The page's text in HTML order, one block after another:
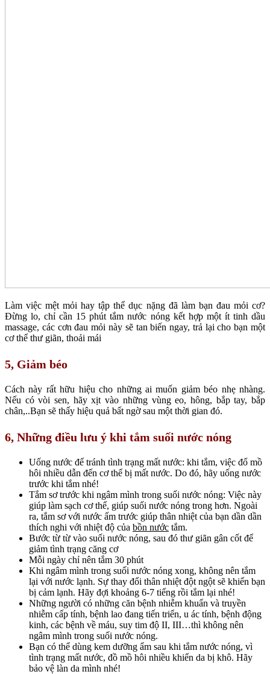
Làm việc mệt mỏi hay tập thể dục nặng đã làm bạn đau mỏi cơ?
Đừng lo, chỉ cần 15 phút tắm nước nóng kết hợp một ít tinh dầu
massage, các cơn đau mỏi này sẽ tan biến ngay, trả lại cho bạn một
cơ thể thư giãn, thoải mái
5, Giảm béo
Cách này rất hữu hiệu cho những ai muốn giảm béo nhẹ nhàng.
Nếu có vòi sen, hãy xịt vào những vùng eo, hông, bắp tay, bắp
chân,..Bạn sẽ thấy hiệu quả bất ngờ sau một thời gian đó.
6, Những điều lưu ý khi tắm suối nước nóng
Uống nước để tránh tình trạng mất nước: khi tắm, việc đổ mồ
hôi nhiều dẫn đến cơ thể bị mất nước. Do đó, hãy uống nước
trước khi tắm nhé!
Tắm sơ trước khi ngâm mình trong suối nước nóng: Việc này
giúp làm sạch cơ thể, giúp suối nước nóng trong hơn. Ngoài
ra, tắm sơ với nước ấm trước giúp thân nhiệt của bạn dần dần
thích nghi với nhiệt độ của bồn nước tắm.
Bước từ từ vào suối nước nóng, sau đó thư giãn gân cốt để
giảm tình trạng căng cơ
Mỗi ngày chỉ nên tắm 30 phút
Khi ngâm mình trong suối nước nóng xong, không nên tắm
lại với nước lạnh. Sự thay đổi thân nhiệt đột ngột sẽ khiến bạn
bị cảm lạnh. Hãy đợi khoảng 6-7 tiếng rồi tắm lại nhé!
Những người có những căn bệnh nhiễm khuẩn và truyền
nhiễm cấp tính, bệnh lao đang tiến triển, u ác tính, bệnh động
kinh, các bệnh về máu, suy tim độ II, III…thì không nên
ngâm mình trong suối nước nóng.
Bạn có thể dùng kem dưỡng ẩm sau khi tắm nước nóng, vì
tình trạng mất nước, đồ mồ hôi nhiều khiến da bị khô. Hãy
bảo vệ làn da mình nhé!